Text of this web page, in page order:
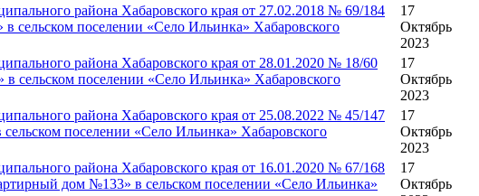
района Хабаровского края от 27.02.2018 № 69/184
сельском поселении «Село Ильинка» Хабаровского
17
Октябрь
2023
района Хабаровского края от 28.01.2020 № 18/60
сельском поселении «Село Ильинка» Хабаровского
17
Октябрь
2023
района Хабаровского края от 25.08.2022 № 45/147
поселении «Село Ильинка» Хабаровского
17
Октябрь
2023
района Хабаровского края от 16.01.2020 № 67/168
дом №133» в сельском поселении «Село Ильинка»
17
Октябрь